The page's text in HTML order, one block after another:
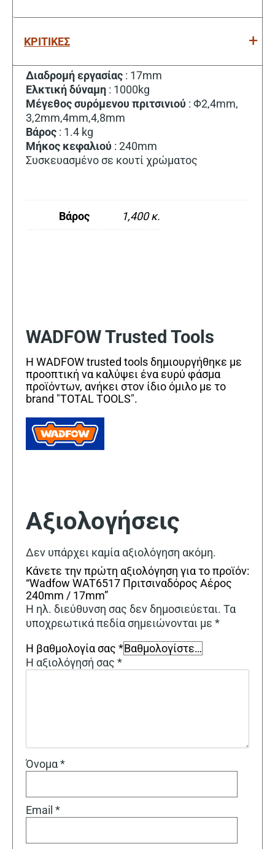
ΚΡΙΤΙΚΕΣ
Διαδρομή εργασίας : 17mm
Ελκτική δύναμη : 1000kg
Μέγεθοςσυρόμενου πριτσινιού : Φ2,4mm,
3,2mm,4mm,4,8mm
Βάρος : 1.4 kg
Μήκος κεφαλιού : 240mm
Συσκευασμένο σε κουτί χρώματος
Βάρος 1,400 κ.
WADFOW Trusted Tools
Η WADFOW trusted tools δημιουργήθηκε με
προοπτική να καλύψει ένα ευρύ φάσμα
προϊόντων, ανήκει στον ίδιο όμιλο με το
brand "TOTAL TOOLS".
Αξιολογήσεις
Δεν υπάρχει καμία αξιολόγηση ακόμη.
Κάνετε την πρώτη αξιολόγηση για το προϊόν:
“Wadfow WAT6517 Πριτσιναδόρος Αέρος
240mm / 17mm”
Η ηλ. διεύθυνση σας δεν δημοσιεύεται. Τα
υποχρεωτικά πεδία σημειώνονται με *
Η βαθμολογία σας *
Η αξιολόγησή σας *
Όνομα*
Email *